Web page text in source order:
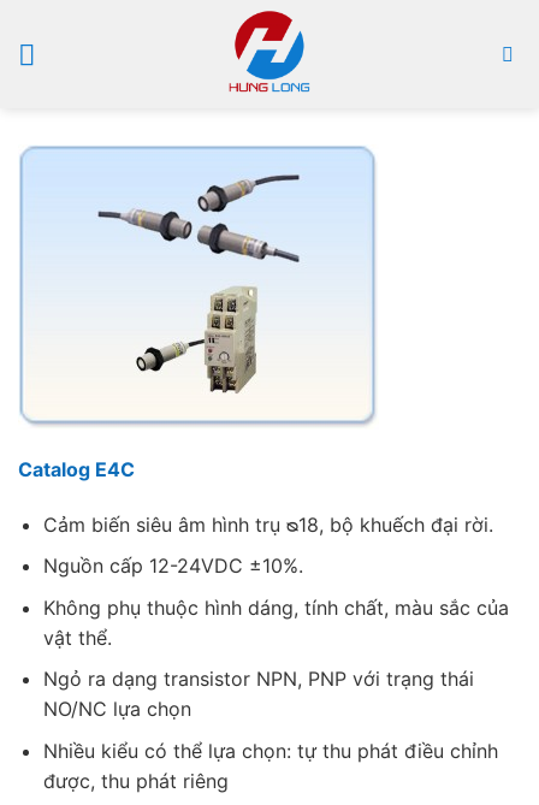
qua
nội
Catalog E4C
Cảm biến siêu âm hình trụ ᴓ18, bộ khuếch đại rời.
Nguồn cấp 12-24VDC ±10%.
Không phụ thuộc hình dáng, tính chất, màu sắc của
vật thể.
Ngỏ ra dạng transistor NPN, PNP với trạng thái
NO/NC lựa chọn
Nhiều kiểu có thể lựa chọn: tự thu phát điều chỉnh
được, thu phát riêng